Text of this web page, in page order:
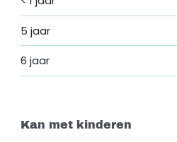
5 jaar
6 jaar
Kan met kinderen